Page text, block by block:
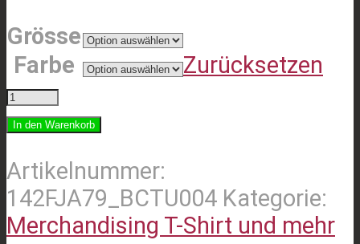
Grösse
Farbe
Zurücksetzen
Rock
am
2023
Titel+Rocky
-
In den Warenkorb
Artikelnummer:
142FJA79_BCTU004 Kategorie:
Merchandising T-Shirt und mehr